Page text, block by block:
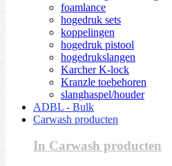
foamlance
hogedruk sets
koppelingen
hogedruk pistool
hogedrukslangen
Karcher K-lock
Kranzle toebehoren
slanghaspel/houder
ADBL - Bulk
Carwash producten
In Carwash producten